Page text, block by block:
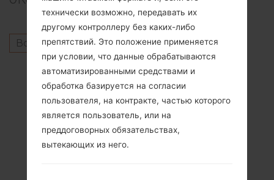
Войдитечтобы оставить комментарий.
Другие модели из этой серии
SamsungGalaxy Tab S 10.5SCT21
SamsungGalaxy Tab S 10.5SM-T800
SamsungGalaxy Tab S 10.5SM-T805L
SamsungGalaxy Tab S 10.5SM-T805S
SamsungGalaxy Tab S 10.5SM-T805W
технически возможно, передавать их
другому контроллеру без каких-либо
препятствий. Это положение применяется
при условии, что данные обрабатываются
автоматизированными средствами и
обработка базируется на согласии
пользователя, на контракте, частью которого
является пользователь, или на
преддоговорных обязательствах,
вытекающих из него.